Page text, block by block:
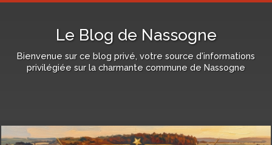
Le Blog de Nassogne
Bienvenue sur ce blog privé, votre source d'informations
privilégiée sur la charmante commune de Nassogne